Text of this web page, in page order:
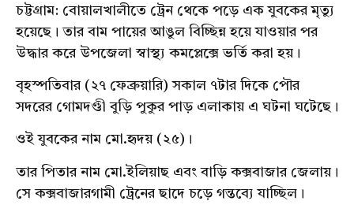
চট্টগ্রাম: বোয়ালখালীতে ট্রেন থেকে পড়ে এক যুবকের মৃত্যু
হয়েছে। তার বাম পায়ের আঙুল বিচ্ছিন্ন হয়ে যাওয়ার পর
উদ্ধার করে উপজেলা স্বাস্থ্য কমপ্লেক্সে ভর্তি করা হয়।
বৃহস্পতিবার (২৭ ফেব্রুয়ারি) সকাল ৭টার দিকে পৌর
সদরের গোমদণ্ডী বুড়ি পুকুর পাড় এলাকায় এ ঘটনা ঘটেছে।
ওই যুবকের নাম মো.হৃদয় (২৫)।
তার পিতার নাম মো.ইলিয়াছ এবং বাড়ি কক্সবাজার জেলায়।
সে কক্সবাজারগামী ট্রেনের ছাদে চড়ে গন্তব্যে যাচ্ছিল।